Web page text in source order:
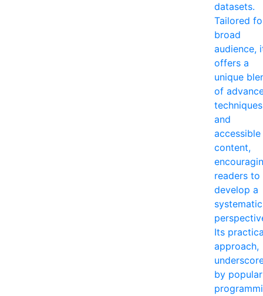
datasets.
Tailored
broad
audience,
offers a
unique
of
techniques
and
accessible
content,
readers to
develop a
systematic
Its
approach,
by popular